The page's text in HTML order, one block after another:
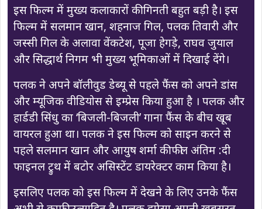
इस फिल्म में मुख्य कलाकारों की गिनती बहुत बड़ी है। इस
फिल्म में सलमान खान, शहनाज गिल, पलक तिवारी और
जस्सी गिल के अलावा वेंकटेश, पूजा हेगड़े, राघव जुयाल
और सिद्धार्थ निगम भी मुख्य भूमिकाओं में दिखाई देंगे।
पलक ने अपने बॉलीवुड डेब्यू से पहले फैंस को अपने डांस
और म्यूजिक वीडियोस से इम्प्रेस किया हुआ है । पलक और
हार्डडी सिंधु का ‘बिजली-बिजली’ गाना फैंस के बीच खूब
वायरल हुआ था। पलक ने इस फिल्म को साइन करने से
पहले सलमान खान और आयुष शर्मा की फील अंतिम :दी
फाइनल ट्रुथ में बटोर असिस्टेंट डायरेक्टर काम किया है।
इसलिए पलक को इस फिल्म में देखने के लिए उनके फैंस